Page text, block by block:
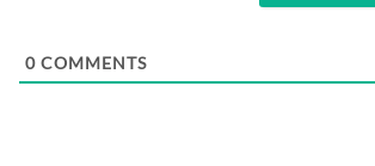
0 COMMENTS